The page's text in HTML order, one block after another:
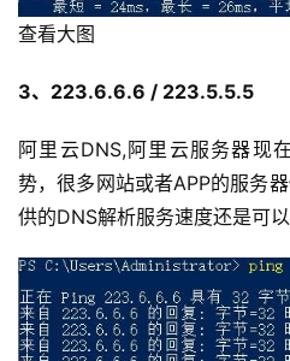
查看大图
3、223.6.6.6 / 223.5.5.5
阿里云DNS,阿里云服务器现
势，很多网站或者APP的服务
供的DNS解析服务速度还是可以